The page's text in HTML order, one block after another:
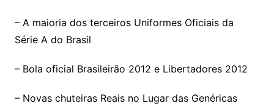
– A maioria dos terceiros Uniformes Oficiais da
Série A do Brasil
– Bola oficial Brasileirão 2012 e Libertadores 2012
– Novas chuteiras Reais no Lugar das Genéricas